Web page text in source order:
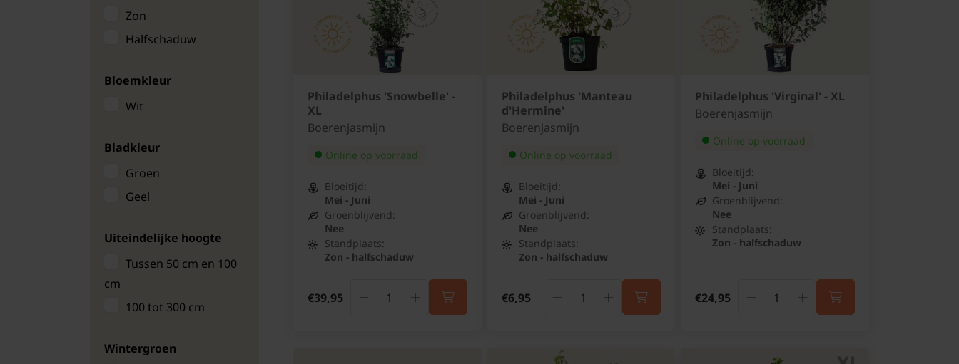
Parelstruik
Potentilla
Vlierbes
Spierstruik
Zon
Halfschaduw
Bloemkleur
Wit
Bladkleur
Groen
Geel
Uiteindelijke hoogte
Tussen 50 cm en 100
cm
100 tot 300 cm
Wintergroen
Philadelphus 'Snowbelle' -
XL
Boerenjasmijn
Online op voorraad
Bloeitijd:
Mei - Juni
Groenblijvend:
Nee
Standplaats:
Zon - halfschaduw
€39,95
Philadelphus 'Manteau
d'Hermine'
Boerenjasmijn
Online op voorraad
Bloeitijd:
Mei - Juni
Groenblijvend:
Nee
Standplaats:
Zon - halfschaduw
€6,95
Philadelphus 'Virginal' - XL
Boerenjasmijn
Online op voorraad
Bloeitijd:
Mei - Juni
Groenblijvend:
Nee
Standplaats:
Zon - halfschaduw
€24,95